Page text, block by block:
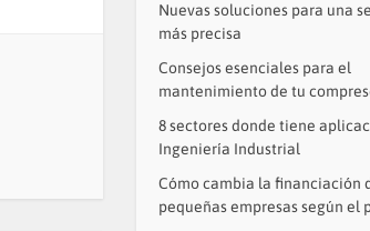
Nuevas soluciones para una
más precisa
Consejos esenciales para el
mantenimiento de tu
8 sectores donde tiene
Ingeniería Industrial
Cómo cambia la financiación
pequeñas empresas según el